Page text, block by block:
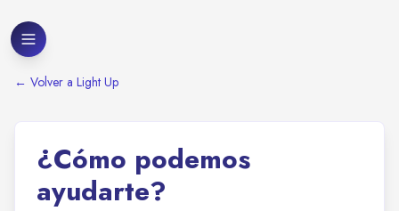
← Volver a Light Up
¿Cómo podemos
ayudarte?